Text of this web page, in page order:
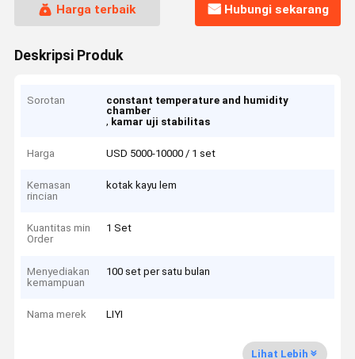
Harga terbaik Hubungi sekarang
Deskripsi Produk
Sorotan
constant temperature and humidity
chamber
, kamar uji stabilitas
Harga USD 5000-10000 / 1 set
Kemasan
rincian
kotak kayu lem
Kuantitas min
Order
1 Set
Menyediakan
kemampuan
100 set per satu bulan
Nama merek LIYI
Lihat Lebih